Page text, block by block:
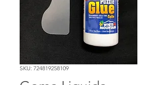
SKU: 724819258109